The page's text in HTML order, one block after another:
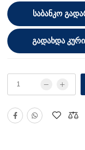
ᲡᲐᲑᲐᲜᲙᲝ
ᲒᲐᲓᲐᲮᲓᲐ